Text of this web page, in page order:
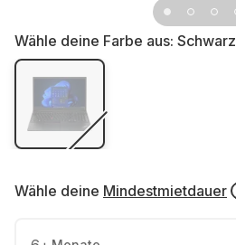
Wähle deine Farbe aus: Schwarz
Wähle deine Mindestmietdauer